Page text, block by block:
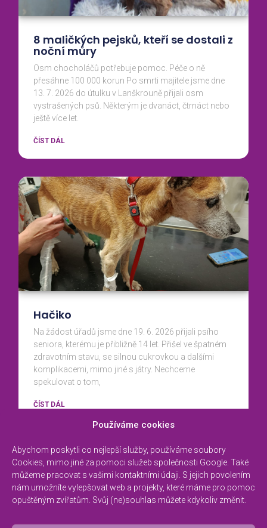
Používáme cookies
Abychom poskytli co nejlepší služby, používáme soubory
Cookies, mimo jiné za pomoci služeb společnosti Google. Také
můžeme pracovat s vašimi kontaktními údaji. S jejich povolením
nám umožníte vylepšovat web a projekty, které máme pro pomoc
opuštěným zvířatům. Svůj (ne)souhlas můžete kdykoliv změnit.
8 maličkých pejsků, kteří se dostali z
noční můry
Osm chocholáčů potřebuje pomoc. Péče o ně
přesáhne 100 000 korun Po smrti majitele jsme dne
13. 7. 2026 do útulku v Lanškrouně přijali osm
vystrašených psů. Některým je dvanáct, čtrnáct nebo
ještě více let.
ČÍST DÁL
Hačiko
Na žádost úřadů jsme dne 19. 6. 2026 přijali psího
seniora, kterému je přibližně 14 let. Přišel ve špatném
zdravotním stavu, se silnou cukrovkou a dalšími
komplikacemi, mimo jiné s játry. Nechceme
spekulovat o tom,
ČÍST DÁL
AKTUALITY KOČKY PSI RIP
NAŠLI DOMOV ADOPCE NA DÁLKU